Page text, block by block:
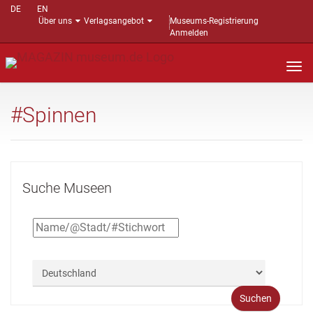
DE
EN
Über uns
Verlagsangebot
Museums-Registrierung
Anmelden
#Spinnen
Suche Museen